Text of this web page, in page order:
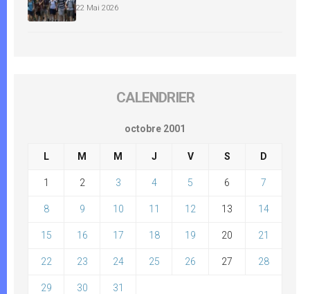
22 Mai 2026
CALENDRIER
octobre 2001
L M M J V S D
1 2 3 4 5 6 7
8 9 10 11 12 13 14
15 16 17 18 19 20 21
22 23 24 25 26 27 28
29 30 31